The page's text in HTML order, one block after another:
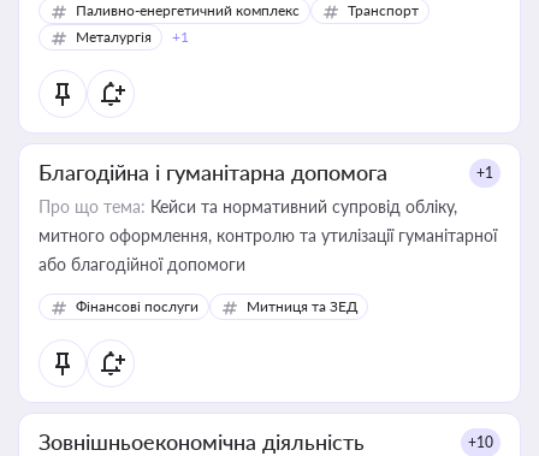
Паливно-енергетичний комплекс
Транспорт
Металургія
+1
Благодійна і гуманітарна допомога +1
Про що тема: Кейси та нормативний супровід обліку,
митного оформлення, контролю та утилізації гуманітарної
або благодійної допомоги
Фінансові послуги Митниця та ЗЕД
Зовнішньоекономічна діяльність +10